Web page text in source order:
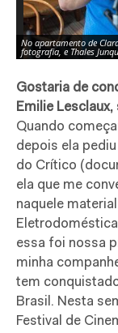
No apartamento de
fotografia, e Thales
Gostaria de
Emilie
Quando
depois ela
do Crítico
ela que me
naquele
essa foi nossa
minha
tem
Brasil. Nesta
Festival de